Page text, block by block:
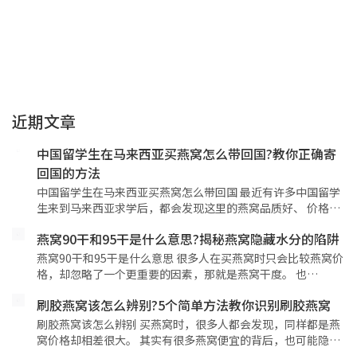
近期文章
中国留学生在马来西亚买燕窝怎么带回国?教你正确寄
回国的方法
中国留学生在马来西亚买燕窝怎么带回国 最近有许多中国留学
生来到马来西亚求学后，都会发现这里的燕窝品质好、 价格…
燕窝90干和95干是什么意思?揭秘燕窝隐藏水分的陷阱
燕窝90干和95干是什么意思 很多人在买燕窝时只会比较燕窝价
格，却忽略了一个更重要的因素，那就是燕窝干度。 也…
刷胶燕窝该怎么辨别?5个简单方法教你识别刷胶燕窝
刷胶燕窝该怎么辨别 买燕窝时，很多人都会发现，同样都是燕
窝价格却相差很大。 其实有很多燕窝便宜的背后，也可能隐…